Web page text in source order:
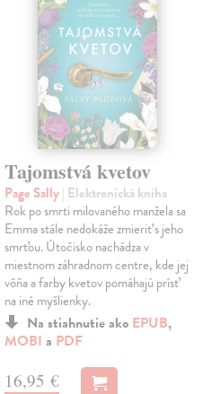
Tajomstvá kvetov
Page Sally| Elektronická kniha
Rok po smrti milovaného manžela sa
Emma stále nedokáže zmieriť s jeho
smrťou. Útočisko nachádza v
miestnom záhradnom centre, kde jej
vôňa a farby kvetov pomáhajú prísť
na iné myšlienky.
Na stiahnutie ako EPUB,
MOBI a PDF
16,95 €